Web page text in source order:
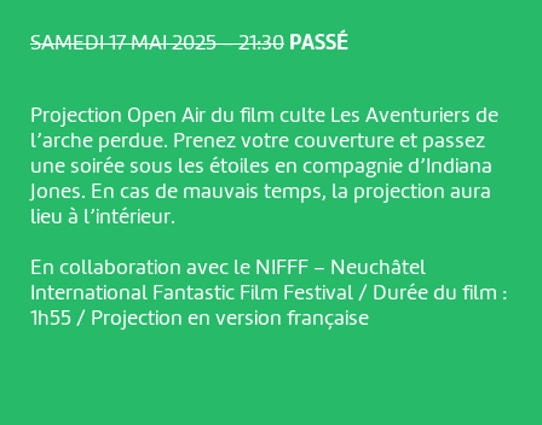
SAMEDI 17 MAI 2025 – 21:30 PASSÉ
Projection Open Air du film culte Les Aventuriers de
l’arche perdue. Prenez votre couverture et passez
une soirée sous les étoiles en compagnie d’Indiana
Jones. En cas de mauvais temps, la projection aura
lieu à l’intérieur.
En collaboration avec le NIFFF – Neuchâtel
International Fantastic Film Festival / Durée du film :
1h55 / Projection en version française